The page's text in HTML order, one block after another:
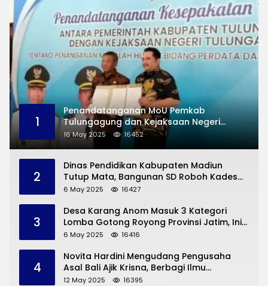
1
Penandatanganan MoU Pemkab
Tulungagung dan Kejaksaan Negeri
Permasalahan Hukum
16 May 2025 16452
2
Dinas Pendidikan Kabupaten Madiun
Tutup Mata, Bangunan SD Roboh Kades
Dermorejo Bangun Pakai Dana Pribadi
6 May 2025 16427
3
Desa Karang Anom Masuk 3 Kategori
Lomba Gotong Royong Provinsi Jatim, Ini
yang Disampaikan Sekda Trenggalek
6 May 2025 16416
4
Novita Hardini Mengudang Pengusaha
Asal Bali Ajik Krisna, Berbagi Ilmu
Pengembangan Pariwisata dan UMKM
12 May 2025 16395